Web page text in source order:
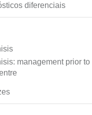
diferenciais
management prior to